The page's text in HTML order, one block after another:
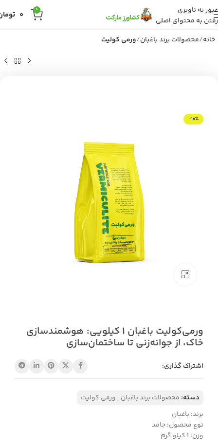
عبور به ناوبری
رفتن به محتوای اصلی
0
0
خانه محصولات برند باغبان ورمی کولیت
-10%
ورمی‌کولیت باغبان 1 کیلویی: هوشمندسازی
خاک، از جوانه‌زنی تا ساختمان‌سازی
اشتراک گذاری:
دسته: محصولات برند باغبان, ورمی کولیت
برند: باغبان
نوع محصول: جامد
وزن: ۱ کیلو گرم